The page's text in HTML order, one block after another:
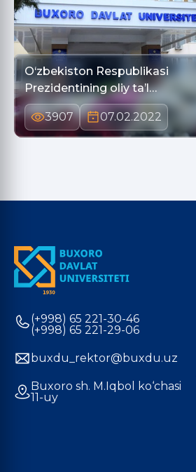
O‘zbekiston Respublikasi
Prezidentining oliy taʼl…
3907 07.02.2022
(+998) 65 221-30-46
(+998) 65 221-29-06
buxdu_rektor@buxdu.uz
Buxoro sh. M.Iqbol ko‘chasi
11-uy